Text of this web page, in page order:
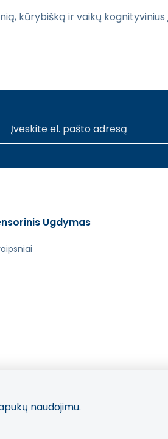
kūrybišką ir vaikų kognityvinius
Ugdymas
naudojimu.